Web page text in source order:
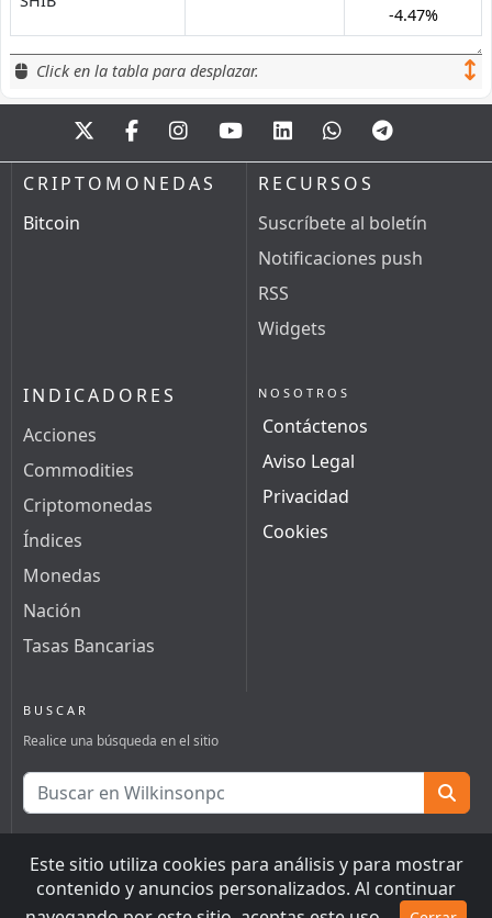
-4.47%
Click en la tabla para desplazar.
Este sitio utiliza cookies para análisis y para mostrar
contenido y anuncios personalizados. Al continuar
CRIPTOMONEDAS
Bitcoin
RECURSOS
Suscríbete al boletín
Notificaciones push
RSS
Widgets
INDICADORES
Acciones
Commodities
Criptomonedas
Índices
Monedas
Nación
Tasas Bancarias
NOSOTROS
Contáctenos
Aviso Legal
Privacidad
Cookies
BUSCAR
Realice una búsqueda en el sitio
2001 Wilkinsonpc, Algunos derechos reservados?
No somos responsables por errores ó demoras al proveer la